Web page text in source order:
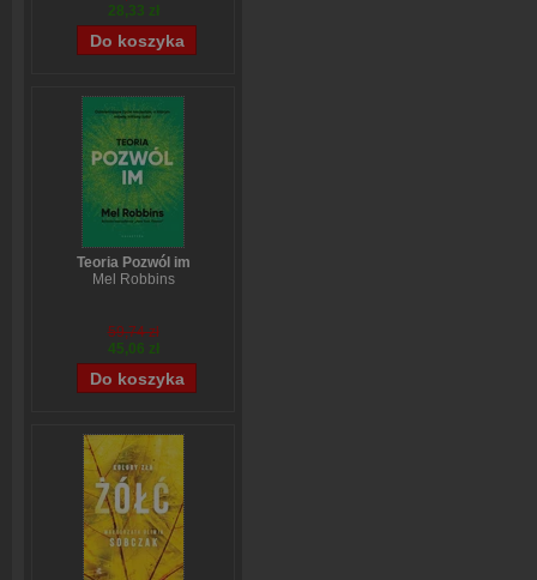
28,33 zł
Teoria Pozwól im
Mel Robbins
59,74 zł
45,06 zł